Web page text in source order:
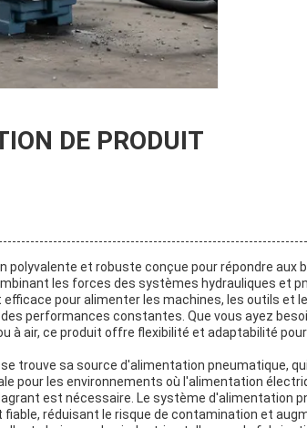
DE PRODUIT
polyvalente et robuste conçue pour répondre aux
les forces des systèmes hydrauliques et
pour alimenter les machines, les outils et
performances constantes. Que vous ayez
à air, ce produit offre flexibilité et adaptabilité
trouve sa source d'alimentation pneumatique,
pour les environnements où l'alimentation
est nécessaire. Le système d'alimentation
réduisant le risque de contamination et